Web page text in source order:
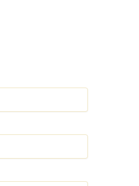
前に本人の同意を
に提供しません。
託しません。
されないよう、適
施します。